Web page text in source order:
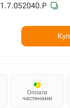
1.7.052040.P
Оплата
частинами